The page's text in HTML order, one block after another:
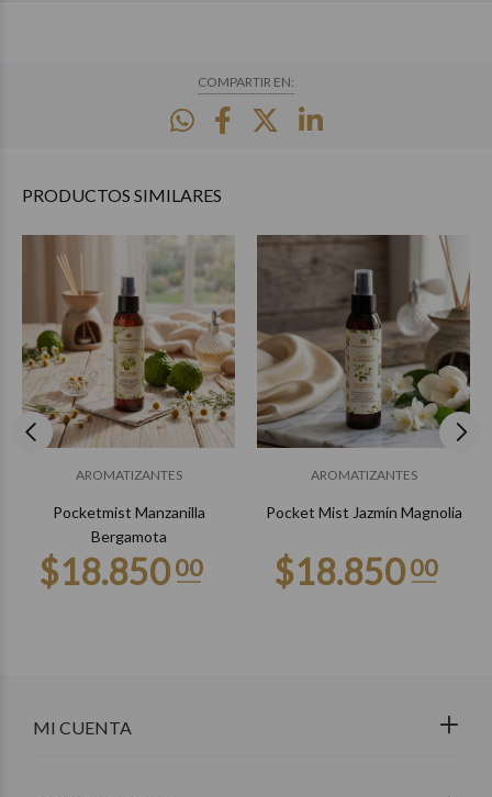
COMPARTIR EN:
PRODUCTOS SIMILARES
AROMATIZANTES
Pocketmist Manzanilla
Bergamota
AROMATIZANTES
Pocket Mist Jazmín Magnolia
MI CUENTA